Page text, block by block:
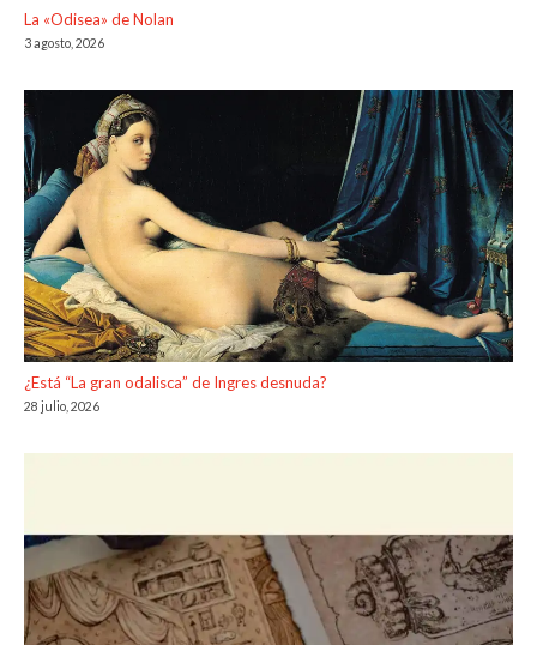
La «Odisea» de Nolan
3 agosto, 2026
¿Está “La gran odalisca” de Ingres desnuda?
28 julio, 2026